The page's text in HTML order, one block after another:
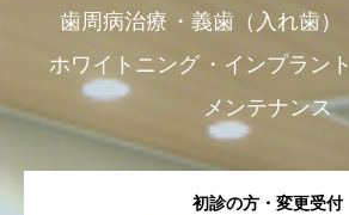
歯周病治療
義歯（入れ歯）
ホワイトニング
インプラント
メンテナンス
初診の方・変更受付